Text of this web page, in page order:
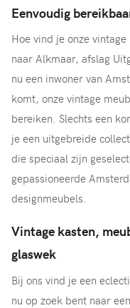
Eenvoudig
Hoe vind je onze
naar Alkmaar, afslag
nu een inwoner van
komt, onze vintage
bereiken. Slechts een
je een uitgebreide
die speciaal zijn
gepassioneerde
designmeubels.
Vintage kasten,
glaswek
Bij ons vind je een
nu op zoek bent naar